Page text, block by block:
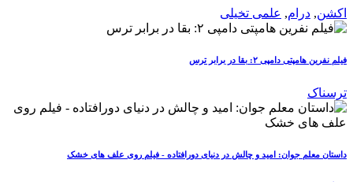
اکشن, درام, علمی تخیلی
فیلم نفرین هامپتی دامپی ۲: بقا در برابر ترس
ترسناک
داستان معلم جوان: امید و چالش در دنیای دورافتاده - فیلم روی علف های خشک